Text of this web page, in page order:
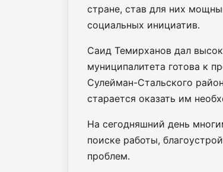
стране, став для них
социальных инициатив.
Саид Темирханов дал
муниципалитета готова к
Сулейман-Стальского
старается оказать им
На сегодняшний день
поиске работы,
проблем.